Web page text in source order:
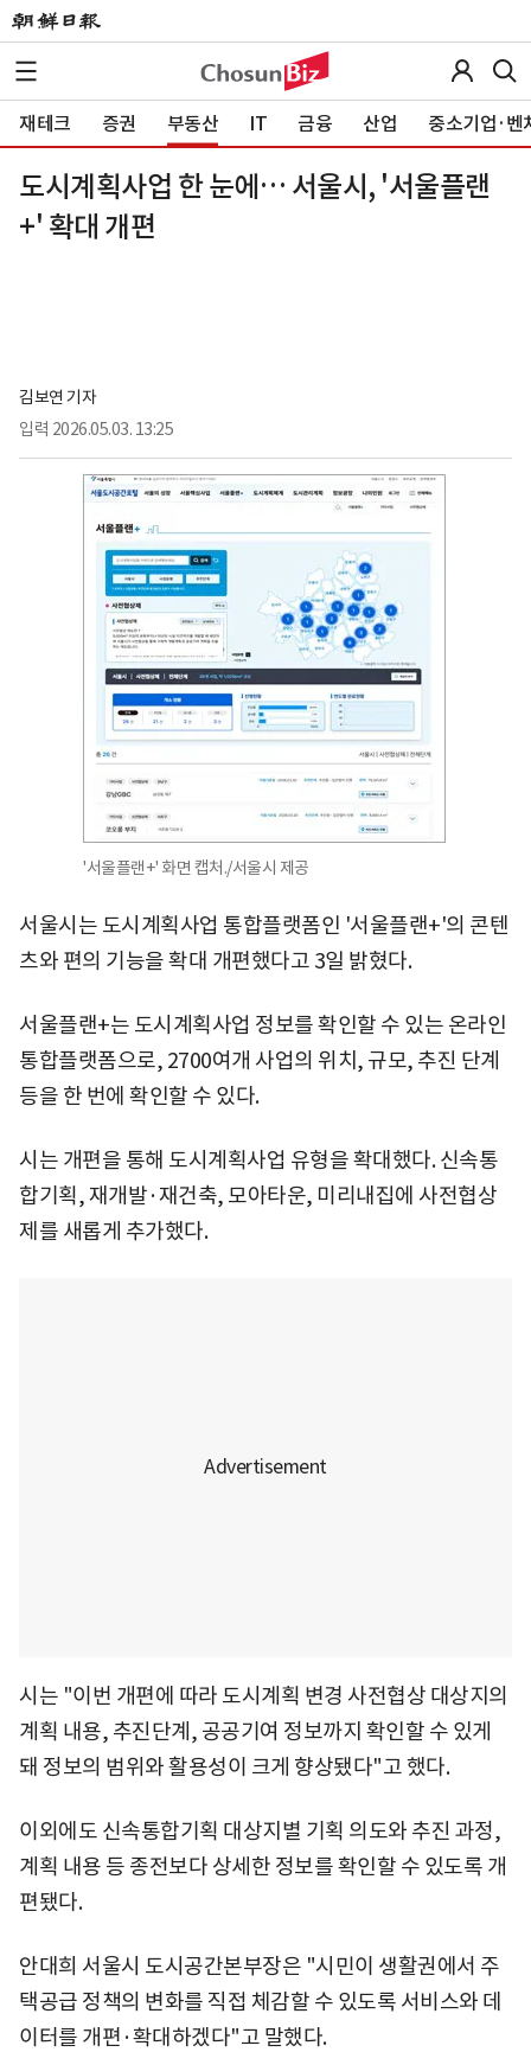
재테크 증권 부동산 IT 금융 산업 중소기업·벤
도시계획사업 한 눈에… 서울시, '서울플랜
+' 확대 개편
김보연 기자
입력 2026.05.03. 13:25
'서울플랜+' 화면 캡처./서울시 제공
서울시는 도시계획사업 통합플랫폼인 '서울플랜+'의 콘텐
츠와 편의 기능을 확대 개편했다고 3일 밝혔다.
서울플랜+는 도시계획사업 정보를 확인할 수 있는 온라인
통합플랫폼으로, 2700여개 사업의 위치, 규모, 추진 단계
등을 한 번에 확인할 수 있다.
시는 개편을 통해 도시계획사업 유형을 확대했다. 신속통
합기획, 재개발·재건축, 모아타운, 미리내집에 사전협상
제를 새롭게 추가했다.
시는 "이번 개편에 따라 도시계획 변경 사전협상 대상지의
계획 내용, 추진단계, 공공기여 정보까지 확인할 수 있게
돼 정보의 범위와 활용성이 크게 향상됐다"고 했다.
이외에도 신속통합기획 대상지별 기획 의도와 추진 과정,
계획 내용 등 종전보다 상세한 정보를 확인할 수 있도록 개
편됐다.
안대희 서울시 도시공간본부장은 "시민이 생활권에서 주
택공급 정책의 변화를 직접 체감할 수 있도록 서비스와 데
이터를 개편·확대하겠다"고 말했다.